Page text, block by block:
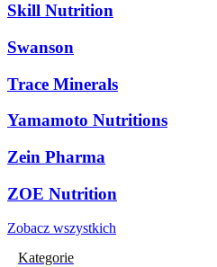
Skill Nutrition
Swanson
Trace Minerals
Yamamoto Nutritions
Zein Pharma
ZOE Nutrition
Zobacz wszystkich
Kategorie